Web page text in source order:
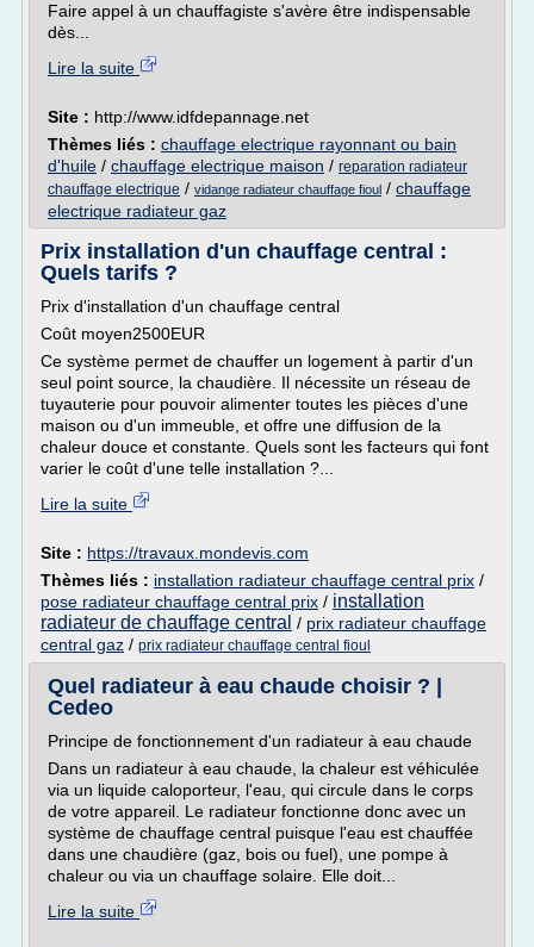
Faire appel à un chauffagiste s'avère être indispensable
dès...
Lire la suite
Site : http://www.idfdepannage.net
Thèmes liés : chauffage electrique rayonnant ou bain
d'huile / chauffage electrique maison / reparation radiateur
chauffage electrique / vidange radiateur chauffage fioul / chauffage
electrique radiateur gaz
Prix installation d'un chauffage central :
Quels tarifs ?
Prix d'installation d'un chauffage central
Coût moyen2500EUR
Ce système permet de chauffer un logement à partir d'un
seul point source, la chaudière. Il nécessite un réseau de
tuyauterie pour pouvoir alimenter toutes les pièces d'une
maison ou d'un immeuble, et offre une diffusion de la
chaleur douce et constante. Quels sont les facteurs qui font
varier le coût d'une telle installation ?...
Lire la suite
Site : https://travaux.mondevis.com
Thèmes liés : installation radiateur chauffage central prix /
pose radiateur chauffage central prix / installation
radiateur de chauffage central / prix radiateur chauffage
central gaz / prix radiateur chauffage central fioul
Quel radiateur à eau chaude choisir ? |
Cedeo
Principe de fonctionnement d'un radiateur à eau chaude
Dans un radiateur à eau chaude, la chaleur est véhiculée
via un liquide caloporteur, l'eau, qui circule dans le corps
de votre appareil. Le radiateur fonctionne donc avec un
système de chauffage central puisque l'eau est chauffée
dans une chaudière (gaz, bois ou fuel), une pompe à
chaleur ou via un chauffage solaire. Elle doit...
Lire la suite